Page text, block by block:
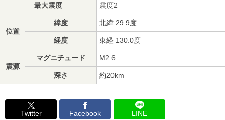
最大震度 震度2
位置
緯度 北緯 29.9度
経度 東経 130.0度
震源
マグニチュード M2.6
深さ 約20km
Twitter Facebook LINE